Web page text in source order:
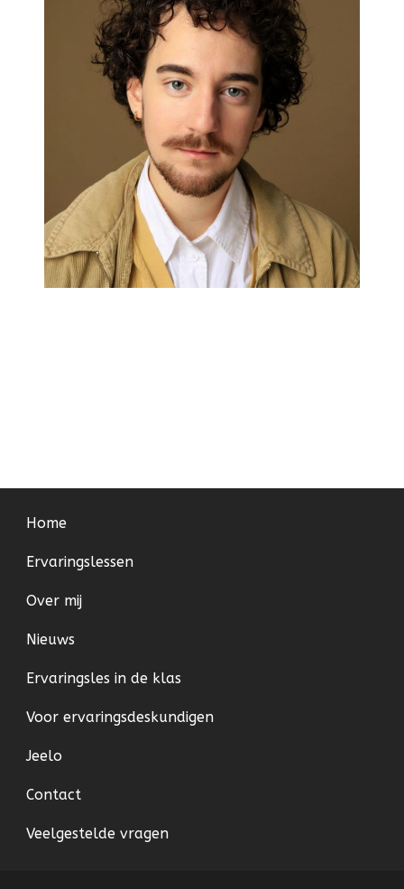
Home
Ervaringslessen
Over mij
Nieuws
Ervaringsles in de klas
Voor ervaringsdeskundigen
Jeelo
Contact
Veelgestelde vragen